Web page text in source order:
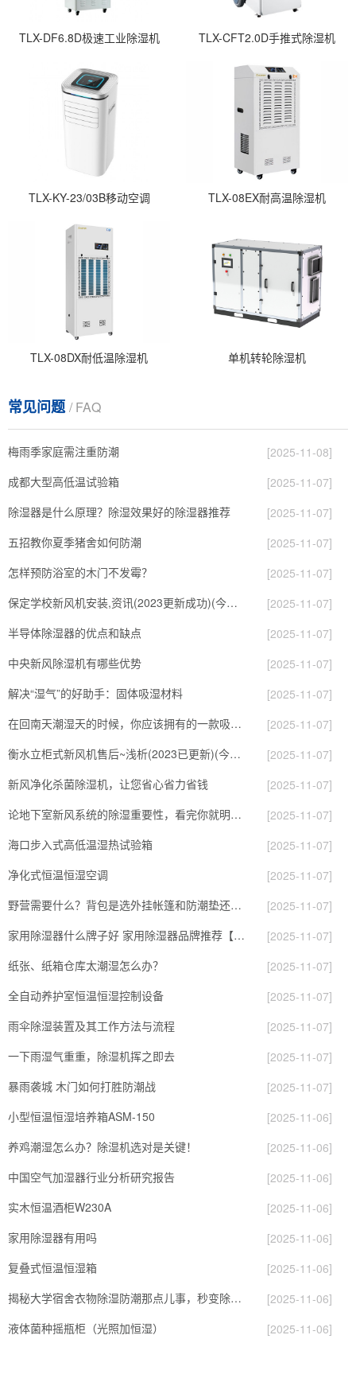
TLX-DF6.8D极速工业除湿机 TLX-CFT2.0D手推式除湿机
TLX-KY-23/03B移动空调 TLX-08EX耐高温除湿机
TLX-08DX耐低温除湿机 单机转轮除湿机
常见问题/ FAQ
梅雨季家庭需注重防潮
[2025-11-08]
成都大型高低温试验箱
[2025-11-07]
除湿器是什么原理？除湿效果好的除湿器推荐
[2025-11-07]
五招教你夏季猪舍如何防潮
[2025-11-07]
怎样预防浴室的木门不发霉？
[2025-11-07]
保定学校新风机安装,资讯(2023更新成功)(今日／展示)
[2025-11-07]
半导体除湿器的优点和缺点
[2025-11-07]
中央新风除湿机有哪些优势
[2025-11-07]
解决“湿气”的好助手：固体吸湿材料
[2025-11-07]
在回南天潮湿天的时候，你应该拥有的一款吸湿神器
[2025-11-07]
衡水立柜式新风机售后~浅析(2023已更新)(今日／推荐)
[2025-11-07]
新风净化杀菌除湿机，让您省心省力省钱
[2025-11-07]
论地下室新风系统的除湿重要性，看完你就明白了
[2025-11-07]
海口步入式高低温湿热试验箱
[2025-11-07]
净化式恒温恒湿空调
[2025-11-07]
野营需要什么？背包是选外挂帐篷和防潮垫还是买大一点装进去？
[2025-11-07]
家用除湿器什么牌子好 家用除湿器品牌推荐【详解】
[2025-11-07]
纸张、纸箱仓库太潮湿怎么办？
[2025-11-07]
全自动养护室恒温恒湿控制设备
[2025-11-07]
雨伞除湿装置及其工作方法与流程
[2025-11-07]
一下雨湿气重重，除湿机挥之即去
[2025-11-07]
暴雨袭城 木门如何打胜防潮战
[2025-11-07]
小型恒温恒湿培养箱ASM-150
[2025-11-06]
养鸡潮湿怎么办？除湿机选对是关键！
[2025-11-06]
中国空气加湿器行业分析研究报告
[2025-11-06]
实木恒温酒柜W230A
[2025-11-06]
家用除湿器有用吗
[2025-11-06]
复叠式恒温恒湿箱
[2025-11-06]
揭秘大学宿舍衣物除湿防潮那点儿事，秒变除湿老司机
[2025-11-06]
液体菌种摇瓶柜（光照加恒湿）
[2025-11-06]